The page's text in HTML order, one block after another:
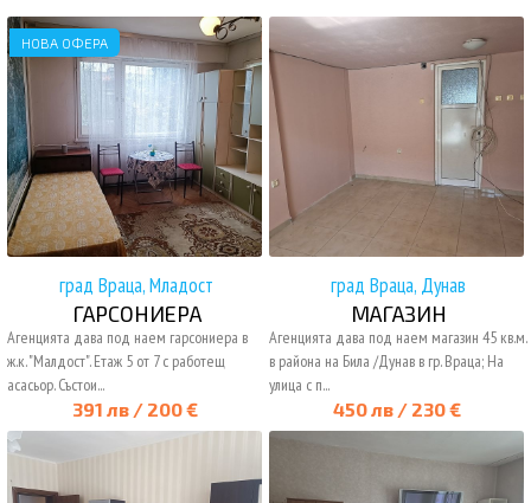
391 лв / 200 €
НОВА ОФЕРА
град Враца, Младост
ГАРСОНИЕРА
Агенцията дава под наем гарсониера в
ж.к. "Малдост". Етаж 5 от 7 с работещ
асасьор. Състои...
450 лв / 230 €
град Враца, Дунав
МАГАЗИН
Агенцията дава под наем магазин 45 кв.м.
в района на Била /Дунав в гр. Враца; На
улица с п...